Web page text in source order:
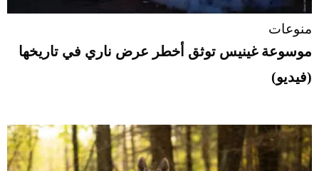
منوعات
موسوعة غينيس توثق أخطر عرض ناري في تاريخها
(فيديو)